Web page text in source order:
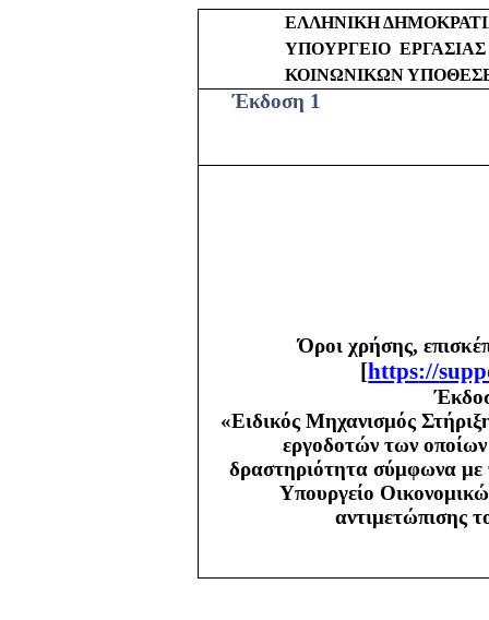
ΕΛΛΗΝΙΚΗ
ΥΠΟΥΡΓΕΙΟ
ΚΟΙΝΩΝΙΚΩΝ
Έκδοση 1
Όροι χρήσης,
[https://
«Ειδικός Μηχανισμός
εργοδοτών των οποίων
δραστηριότητα σύμφωνα με
Υπουργείο
αντιμετώπισης